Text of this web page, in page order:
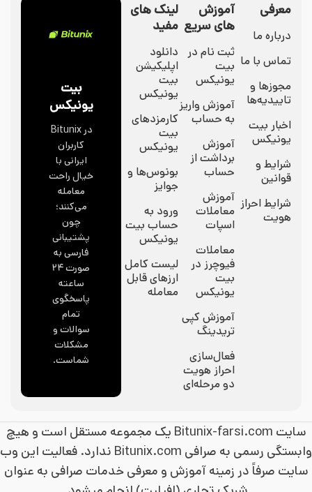
معرفی
درباره ما
تماس با ما
مجوزها و
تاییدیه‌ها
اخبار بیت
یونیکس
شرایط و
قوانین
شرایط احراز
هویت
آموزش
های سریع
ثبت نام در
بیت
یونیکس
آموزش واریز
به حساب
آموزش
برداشت از
حساب
آموزش
معاملات
اسپات
معاملات
فیوچرز در
بیت
یونیکس
آموزش کپی
تریدینگ
فعال‌سازی
احراز هویت
دو مرحله‌ای
لینک های
مفید
دانلود
اپلیکیشن
بیت
یونیکس
کارمزدهای
بیت
یونیکس
بونوس‌ها و
جوایز
ورود به
حساب بیت
یونیکس
لیست کامل
ارزهای قابل
معامله
بیت
یونیکس
در Bitunix
کاربران
ایرانی با
خیال راحت
معامله
می‌کنند؛
چون
پشتیبانی
فارسی به
صورت ۲۴
ساعته
پاسخگوی
تمام
سوالات و
مشکلات
شماست.
سایت Bitunix-farsi.com یک مجموعه مستقل است و هیچ
وابستگی رسمی به صرافی Bitunix.com ندارد. فعالیت این وب
سایت صرفاً در زمینه آموزش و معرفی خدمات صرافی به عنوان